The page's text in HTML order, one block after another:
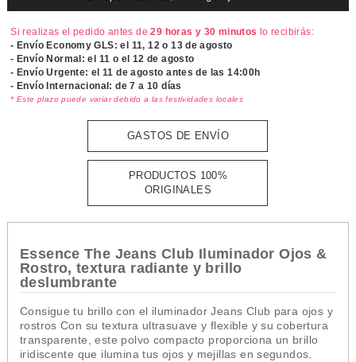
Si realizas el pedido antes de29 horas y 30 minutos lo recibirás:
- Envío Economy GLS: el 11, 12 o 13 de agosto
- Envío Normal: el 11 o el 12 de agosto
- Envío Urgente: el11 de agosto antes de las 14:00h
- Envío Internacional: de 7 a 10 días
* Este plazo puede variar debido a las festividades locales
GASTOS DE ENVÍO
PRODUCTOS 100%
ORIGINALES
Essence The Jeans Club Iluminador Ojos &
Rostro, textura radiante y brillo
deslumbrante
Consigue tu brillo con el iluminador Jeans Club para ojos y
rostros Con su textura ultrasuave y flexible y su cobertura
transparente, este polvo compacto proporciona un brillo
iridiscente que ilumina tus ojos y mejillas en segundos.